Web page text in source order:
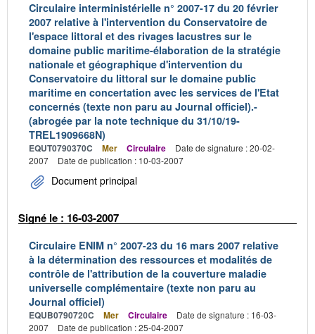
Circulaire interministérielle n° 2007-17 du 20 février
2007 relative à l'intervention du Conservatoire de
l'espace littoral et des rivages lacustres sur le
domaine public maritime-élaboration de la stratégie
nationale et géographique d'intervention du
Conservatoire du littoral sur le domaine public
maritime en concertation avec les services de l'Etat
concernés (texte non paru au Journal officiel).-
(abrogée par la note technique du 31/10/19-
TREL1909668N)
EQUT0790370C Mer Circulaire
Date de signature : 20-02-
2007
Date de publication : 10-03-2007
Document principal
Signé le : 16-03-2007
Circulaire ENIM n° 2007-23 du 16 mars 2007 relative
à la détermination des ressources et modalités de
contrôle de l'attribution de la couverture maladie
universelle complémentaire (texte non paru au
Journal officiel)
EQUB0790720C Mer Circulaire
Date de signature : 16-03-
2007
Date de publication : 25-04-2007